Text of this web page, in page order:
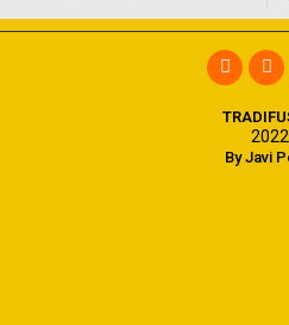
By Javi
2022